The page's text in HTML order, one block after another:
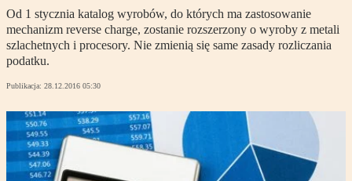
Od 1 stycznia katalog wyrobów, do których ma zastosowanie
mechanizm reverse charge, zostanie rozszerzony o wyroby z metali
szlachetnych i procesory. Nie zmienią się same zasady rozliczania
podatku.
Publikacja: 28.12.2016 05:30